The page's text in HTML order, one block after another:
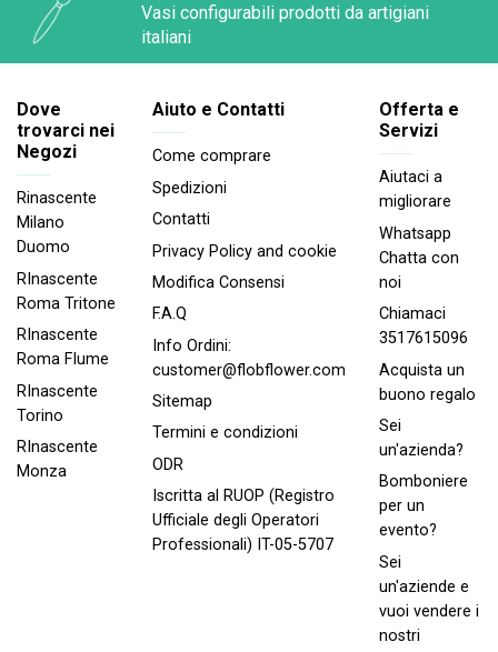
Vasi configurabili prodotti da artigiani
italiani
Dove
trovarci nei
Negozi
Rinascente
Milano
Duomo
RInascente
Roma Tritone
RInascente
Roma FIume
RInascente
Torino
RInascente
Monza
Aiuto e Contatti
Come comprare
Spedizioni
Contatti
Privacy Policy and cookie
Modifica Consensi
F.A.Q
Info Ordini:
customer@flobflower.com
Sitemap
Termini e condizioni
ODR
Iscritta al RUOP (Registro
Ufficiale degli Operatori
Professionali) IT-05-5707
Offerta e
Servizi
Aiutaci a
migliorare
Whatsapp
Chatta con
noi
Chiamaci
3517615096
Acquista un
buono regalo
Sei
un'azienda?
Bomboniere
per un
evento?
Sei
un'aziende e
vuoi vendere i
nostri